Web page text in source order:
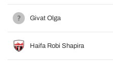
Givat Olga
Haifa Robi Shapira